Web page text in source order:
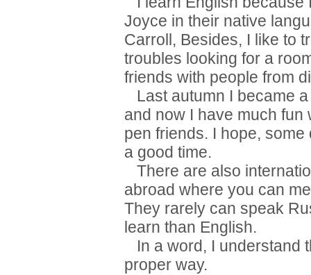
Joyce in their native
Carroll, Besides, I like to
troubles looking for a
friends with people from
Last autumn I became
and now I have much fun
pen friends. I hope,
a good time.
There are also
abroad where you can
They rarely can speak
learn than English.
In a word, I understand
proper way.